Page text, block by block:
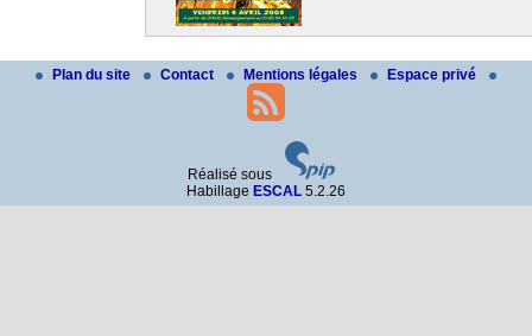
Plan du site Contact Mentions légales Espace privé
Réalisé sous
Habillage ESCAL 5.2.26